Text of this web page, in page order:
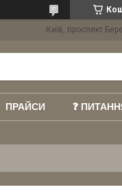
Київ, проспект
ПРАЙСИ ❓